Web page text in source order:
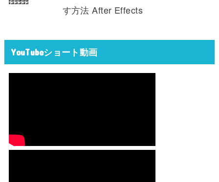
す方法 After Effects
YouTubeショート動画